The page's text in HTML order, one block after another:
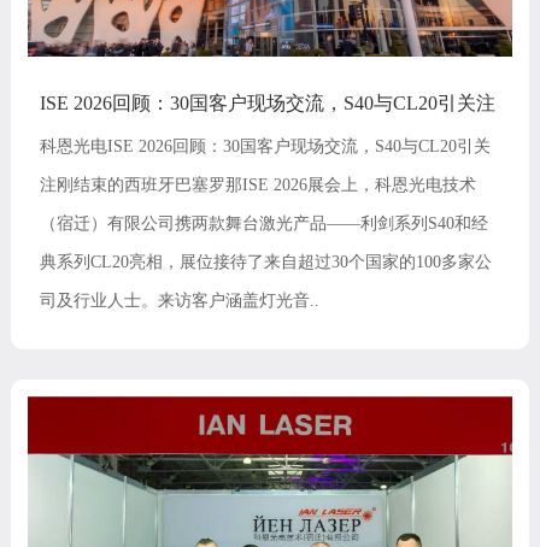
ISE 2026回顾：30国客户现场交流，S40与CL20引关注
科恩光电ISE 2026回顾：30国客户现场交流，S40与CL20引关
注刚结束的西班牙巴塞罗那ISE 2026展会上，科恩光电技术
（宿迁）有限公司携两款舞台激光产品——利剑系列S40和经
典系列CL20亮相，展位接待了来自超过30个国家的100多家公
司及行业人士。来访客户涵盖灯光音..